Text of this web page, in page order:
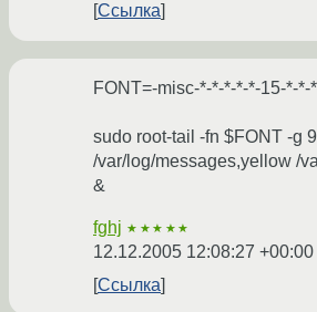
Ссылка
FONT=-misc-*-*-*-*-*-15-*-*-
sudo root-tail -fn $FONT -g
/var/log/messages,yellow /
&
fghj ★★★★★
12.12.2005 12:08:27 +00:00
Ссылка